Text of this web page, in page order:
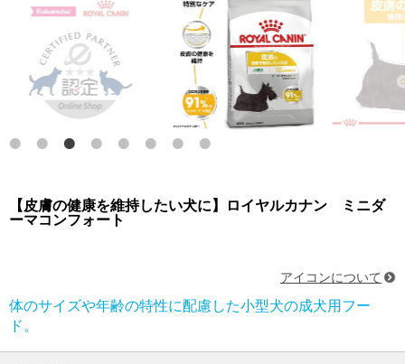
【皮膚の健康を維持したい犬に】ロイヤルカナン ミニダ
ーマコンフォート
アイコンについて
体のサイズや年齢の特性に配慮した小型犬の成犬用フー
ド。